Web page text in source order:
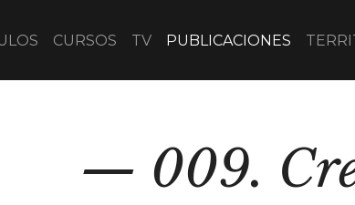
CURSOS TV PUBLICACIONES
009.